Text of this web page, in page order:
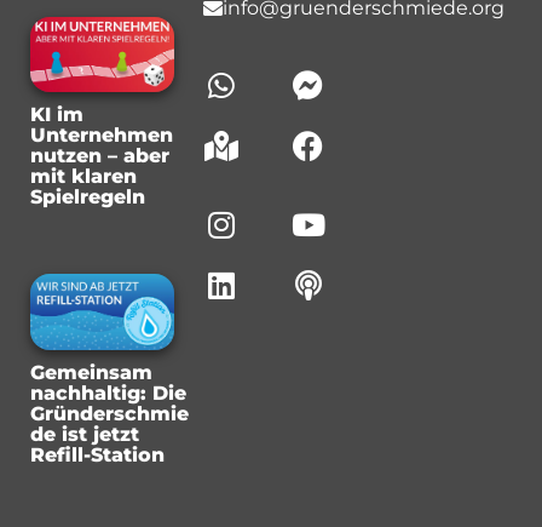
KI im
Unternehmen
nutzen – aber
mit klaren
Spielregeln
Gemeinsam
nachhaltig: Die
Gründerschmie
de ist jetzt
Refill-Station
info@gruenderschmiede.org